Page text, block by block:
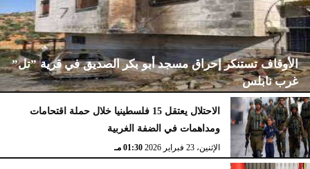
الأوقاف تستنكر إحراق مسجد أبو بكر الصديق في قرية ”تل”
غرب نابلس
الإثنين، 23 فبراير 2026 02:15 مـ
الاحتلال يعتقل 15 فلسطينيا خلال حملة اقتحامات
ومداهمات في الضفة الغربية
الإثنين، 23 فبراير 2026 01:30 مـ